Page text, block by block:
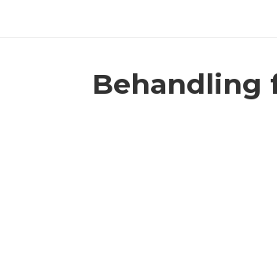
Behandling